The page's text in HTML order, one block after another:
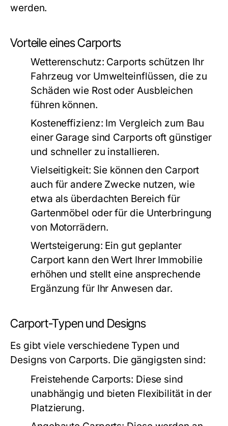
werden.
Vorteile eines Carports
Wetterenschutz: Carports schützen Ihr
Fahrzeug vor Umwelteinflüssen, die zu
Schäden wie Rost oder Ausbleichen
führen können.
Kosteneffizienz: Im Vergleich zum Bau
einer Garage sind Carports oft günstiger
und schneller zu installieren.
Vielseitigkeit: Sie können den Carport
auch für andere Zwecke nutzen, wie
etwa als überdachten Bereich für
Gartenmöbel oder für die Unterbringung
von Motorrädern.
Wertsteigerung: Ein gut geplanter
Carport kann den Wert Ihrer Immobilie
erhöhen und stellt eine ansprechende
Ergänzung für Ihr Anwesen dar.
Carport-Typen und Designs
Es gibt viele verschiedene Typen und
Designs von Carports. Die gängigsten sind:
Freistehende Carports: Diese sind
unabhängig und bieten Flexibilität in der
Platzierung.